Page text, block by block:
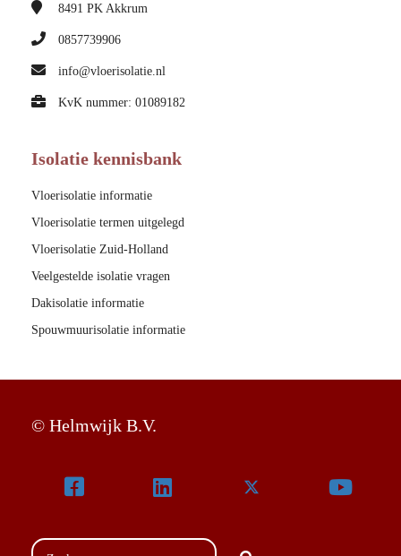
8491 PK Akkrum
0857739906
info@vloerisolatie.nl
KvK nummer: 01089182
Isolatie kennisbank
Vloerisolatie informatie
Vloerisolatie termen uitgelegd
Vloerisolatie Zuid-Holland
Veelgestelde isolatie vragen
Dakisolatie informatie
Spouwmuurisolatie informatie
© Helmwijk B.V.